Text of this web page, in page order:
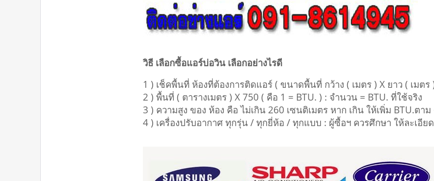
วิธี เลือกซื้อแอร์บ่อวิน เลือกอย่างไรดี
1 ) เช็คพื้นที่ ห้องที่ต้องการติดแอร์ ( ขนาดพื้นที่ กว้าง ( เมตร ) X ยาว ( เมตร
2 ) พื้นที่ ( ตารางเมตร ) X 750 ( คือ 1 = BTU. ) : จำนวน = BTU. ที่ใช้จริง
3 ) ความสูง ของ ห้อง คือ ไม่เกิน 260 เซนติเมตร หาก เกิน ให้เพิ่ม BTU.ตาม
4 ) เครื่องปรับอากาศ ทุกรุ่น / ทุกยี่ห้อ / ทุกแบบ : ผู้ซื้อฯ ควรศึกษา ให้ละเอีย